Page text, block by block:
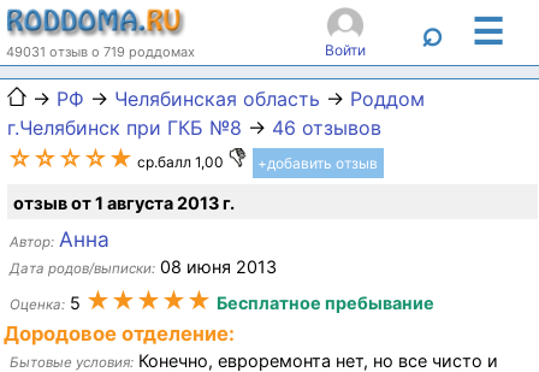
49031 отзыв о 719 роддомах Войти ⌕ ☰
→ РФ → Челябинская область → Роддом
г.Челябинск при ГКБ №8 → 46 отзывов
☆☆☆☆★ ср.балл 1,00 +добавить отзыв
отзыв от 1 августа 2013 г.
Автор: Анна
Дата родов/выписки: 08 июня 2013
Оценка: 5 ★★★★★ Бесплатное пребывание
Дородовое отделение:
Бытовые условия: Конечно, евроремонта нет, но все чисто и